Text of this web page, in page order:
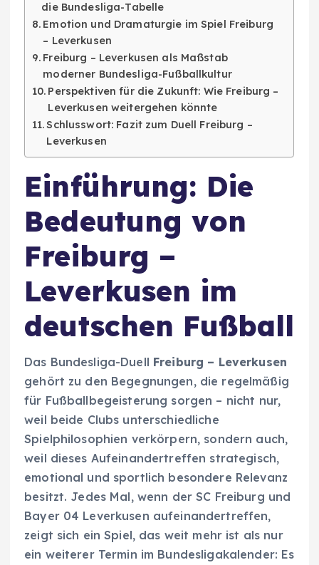
die Bundesliga-Tabelle
Emotion und Dramaturgie im Spiel Freiburg
– Leverkusen
Freiburg – Leverkusen als Maßstab
moderner Bundesliga-Fußballkultur
Perspektiven für die Zukunft: Wie Freiburg –
Leverkusen weitergehen könnte
Schlusswort: Fazit zum Duell Freiburg –
Leverkusen
Einführung: Die
Bedeutung von
Freiburg –
Leverkusen im
deutschen Fußball
Das Bundesliga-Duell Freiburg – Leverkusen
gehört zu den Begegnungen, die regelmäßig
für Fußballbegeisterung sorgen – nicht nur,
weil beide Clubs unterschiedliche
Spielphilosophien verkörpern, sondern auch,
weil dieses Aufeinandertreffen strategisch,
emotional und sportlich besondere Relevanz
besitzt. Jedes Mal, wenn der SC Freiburg und
Bayer 04 Leverkusen aufeinandertreffen,
zeigt sich ein Spiel, das weit mehr ist als nur
ein weiterer Termin im Bundesligakalender: Es